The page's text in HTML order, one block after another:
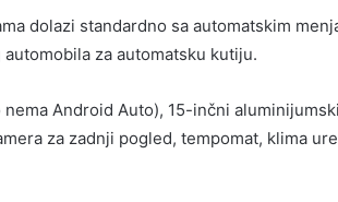
dolazi standardno sa automatskim
za automatsku kutiju.
nema Android Auto), 15-inčni
za zadnji pogled, tempomat, klima